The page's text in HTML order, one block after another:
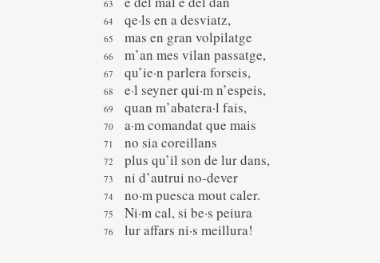
qe·ls en a desviatz,
mas en gran volpilatge
m’an mes vilan passatge,
qu’ie·n parlera forseis,
e·l seyner qui·m n’espeis,
quan m’abatera·l fais,
a·m comandat que mais
no sia coreillans
plus qu’il son de lur dans,
ni d’autrui no-dever
no·m puesca mout caler.
Ni·m cal, si be·s peiura
lur affars ni·s meillura!